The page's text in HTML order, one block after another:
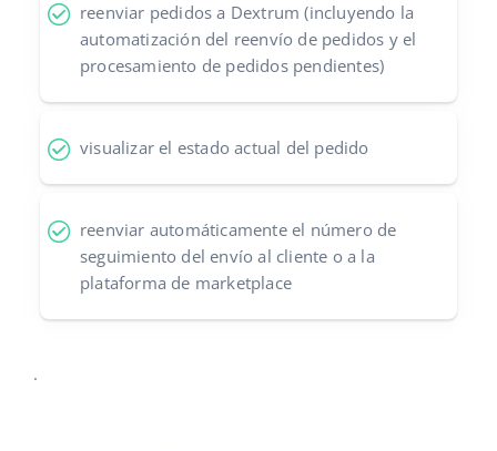
português (BR)
română
reenviar pedidos a Dextrum (incluyendo la
automatización del reenvío de pedidos y el
procesamiento de pedidos pendientes)
visualizar el estado actual del pedido
reenviar automáticamente el número de
seguimiento del envío al cliente o a la
plataforma de marketplace
.